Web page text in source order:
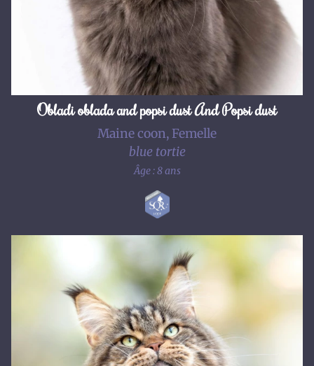
Obladi oblada and popsi dust And Popsi dust
Maine coon, Femelle
blue tortie
Âge : 8 ans